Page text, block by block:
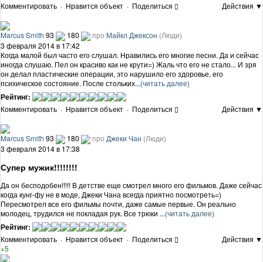
Комментировать · Нравится объект · Поделиться Действия ▼
Marcus Smith 93 180 про Майкл Джексон (Люди)
3 февраля 2014 в 17:42
Когда малой был часто его слушал. Нравились его многие песни. Да и сейчас
иногда слушаю. Пел он красиво как не крути=) Жаль что его не стало... И зря
он делал пластические операции, это нарушило его здоровье, его
психическое состояние. После стольких...(читать далее)
Рейтинг:
Комментировать · Нравится объект · Поделиться Действия ▼
Marcus Smith 93 180 про Джеки Чан (Люди)
3 февраля 2014 в 17:38
Супер мужик!!!!!!!!
Да он бесподобен!!!!! В детстве еще смотрел много его фильмов. Даже сейчас
когда кунг-фу не в моде, Джеки Чана всегда приятно посмотреть=)
Пересмотрел все его фильмы почти, даже самые первые. Он реально
молодец, трудился не покладая рук. Все трюки ...(читать далее)
Рейтинг:
Комментировать · Нравится объект · Поделиться
Действия ▼
+5